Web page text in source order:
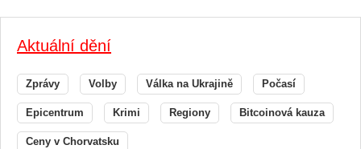
Aktuální dění
Zprávy Volby Válka na Ukrajině Počasí
Epicentrum Krimi Regiony Bitcoinová kauza
Ceny v Chorvatsku